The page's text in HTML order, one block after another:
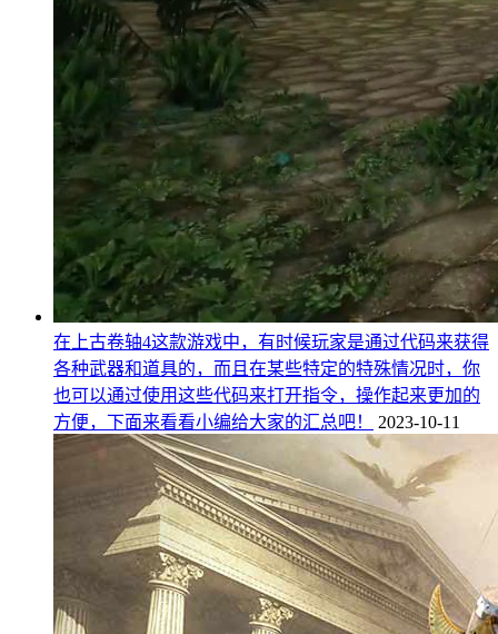
在上古卷轴4这款游戏中，有时候玩家是通过代码来获得
各种武器和道具的，而且在某些特定的特殊情况时，你
也可以通过使用这些代码来打开指令，操作起来更加的
方便，下面来看看小编给大家的汇总吧！
2023-10-11